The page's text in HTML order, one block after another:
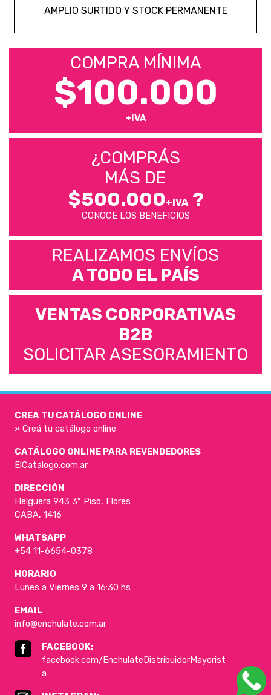
AMPLIO SURTIDO Y STOCK PERMANENTE
COMPRA MÍNIMA
$100.000
+IVA
¿COMPRÁS
MÁS DE
$500.000+IVA?
CONOCE LOS BENEFICIOS
REALIZAMOS ENVÍOS
A TODO EL PAÍS
VENTAS CORPORATIVAS
B2B
SOLICITAR ASESORAMIENTO
CREA TU CATÁLOGO ONLINE
» Creá tu catálogo online
CATÁLOGO ONLINE PARA REVENDEDORES
ElCatalogo.com.ar
DIRECCIÓN
Helguera 943 3° Piso, Flores
CABA, 1416
WHATSAPP
+54 11-6654-0378
HORARIO
Lunes a Viernes 9 a 16:30 hs
EMAIL
info@enchulate.com.ar
FACEBOOK:
facebook.com/EnchulateDistribuidorMayorist
a